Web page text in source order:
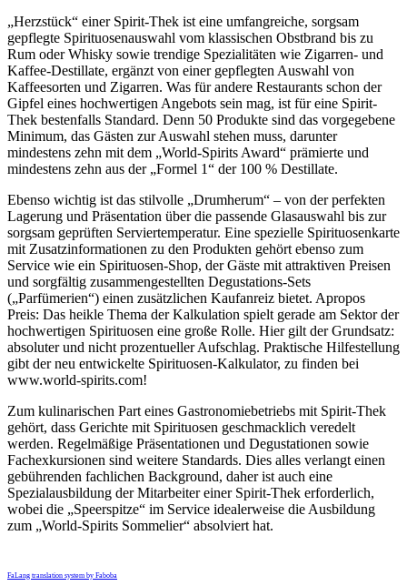
„Herzstück“ einer Spirit-Thek ist eine umfangreiche, sorgsam
gepflegte Spirituosenauswahl vom klassischen Obstbrand bis zu
Rum oder Whisky sowie trendige Spezialitäten wie Zigarren- und
Kaffee-Destillate, ergänzt von einer gepflegten Auswahl von
Kaffeesorten und Zigarren. Was für andere Restaurants schon der
Gipfel eines hochwertigen Angebots sein mag, ist für eine Spirit-
Thek bestenfalls Standard. Denn 50 Produkte sind das vorgegebene
Minimum, das Gästen zur Auswahl stehen muss, darunter
mindestens zehn mit dem „World-Spirits Award“ prämierte und
mindestens zehn aus der „Formel 1“ der 100 % Destillate.
Ebenso wichtig ist das stilvolle „Drumherum“ – von der perfekten
Lagerung und Präsentation über die passende Glasauswahl bis zur
sorgsam geprüften Serviertemperatur. Eine spezielle Spirituosenkarte
mit Zusatzinformationen zu den Produkten gehört ebenso zum
Service wie ein Spirituosen-Shop, der Gäste mit attraktiven Preisen
und sorgfältig zusammengestellten Degustations-Sets
(„Parfümerien“) einen zusätzlichen Kaufanreiz bietet. Apropos
Preis: Das heikle Thema der Kalkulation spielt gerade am Sektor der
hochwertigen Spirituosen eine große Rolle. Hier gilt der Grundsatz:
absoluter und nicht prozentueller Aufschlag. Praktische Hilfestellung
gibt der neu entwickelte Spirituosen-Kalkulator, zu finden bei
www.world-spirits.com!
Zum kulinarischen Part eines Gastronomiebetriebs mit Spirit-Thek
gehört, dass Gerichte mit Spirituosen geschmacklich veredelt
werden. Regelmäßige Präsentationen und Degustationen sowie
Fachexkursionen sind weitere Standards. Dies alles verlangt einen
gebührenden fachlichen Background, daher ist auch eine
Spezialausbildung der Mitarbeiter einer Spirit-Thek erforderlich,
wobei die „Speerspitze“ im Service idealerweise die Ausbildung
zum „World-Spirits Sommelier“ absolviert hat.
FaLang translation system by Faboba